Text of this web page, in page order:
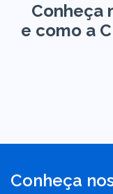
Conheça
e como a
Conheça